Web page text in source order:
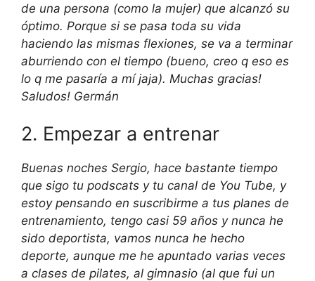
de una persona (como la mujer) que alcanzó su
óptimo. Porque si se pasa toda su vida
haciendo las mismas flexiones, se va a terminar
aburriendo con el tiempo (bueno, creo q eso es
lo q me pasaría a mí jaja). Muchas gracias!
Saludos! Germán
2. Empezar a entrenar
Buenas noches Sergio, hace bastante tiempo
que sigo tu podscats y tu canal de You Tube, y
estoy pensando en suscribirme a tus planes de
entrenamiento, tengo casi 59 años y nunca he
sido deportista, vamos nunca he hecho
deporte, aunque me he apuntado varias veces
a clases de pilates, al gimnasio (al que fui un